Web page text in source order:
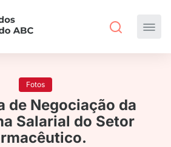
Fotos
de Negociação da
Salarial do Setor